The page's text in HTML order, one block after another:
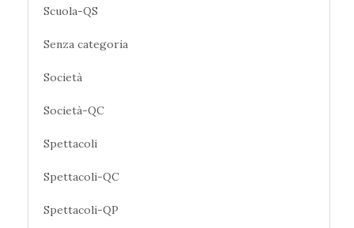
Scuola-QS
Senza categoria
Società
Società-QC
Spettacoli
Spettacoli-QC
Spettacoli-QP